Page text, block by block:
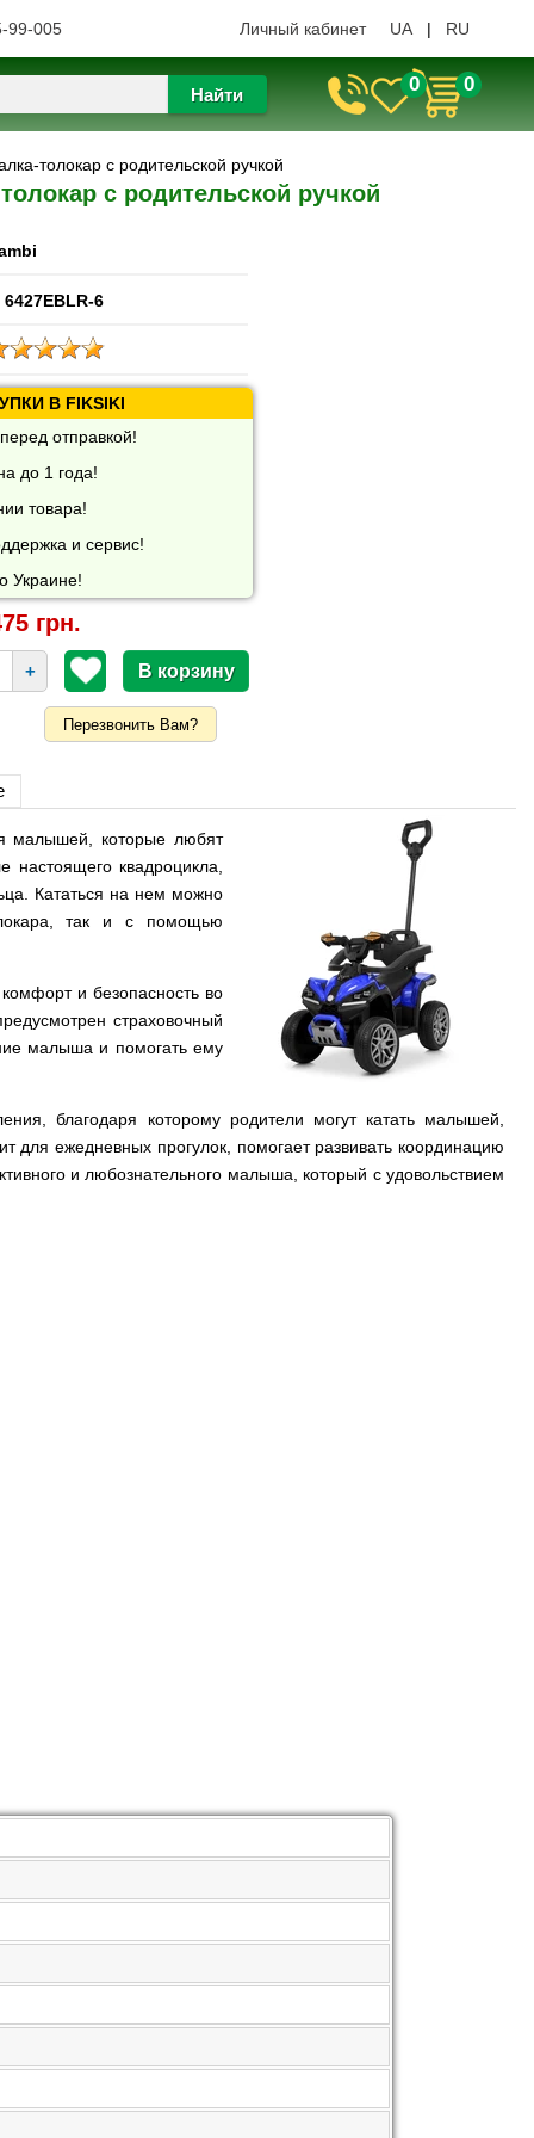
99-005 Личный кабинет UA | RU
Найти 0 0
толокар с родительской ручкой
с родительской ручкой
6427EBLR-6
В FIKSIKI
отправкой!
до 1 года!
товара!
и сервис!
Украине!
грн.
+
Перезвонить Вам?
малышей, которые любят
квадроцикла,
Кататься на нем можно
так и с помощью
и безопасность во
страховочный
малыша и помогать ему
благодаря которому родители могут катать малышей,
для ежедневных прогулок, помогает развивать координацию
и любознательного малыша, который с удовольствием